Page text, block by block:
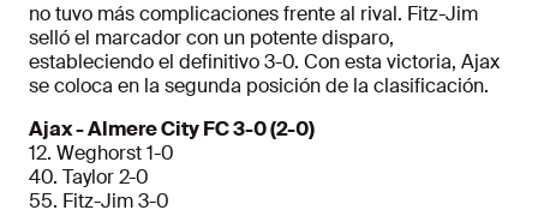
no tuvo más complicaciones frente al rival. Fitz-Jim
selló el marcador con un potente disparo,
estableciendo el definitivo 3-0. Con esta victoria, Ajax
se coloca en la segunda posición de la clasificación.
Ajax - Almere City FC 3-0 (2-0)
12. Weghorst 1-0
40. Taylor 2-0
55. Fitz-Jim 3-0